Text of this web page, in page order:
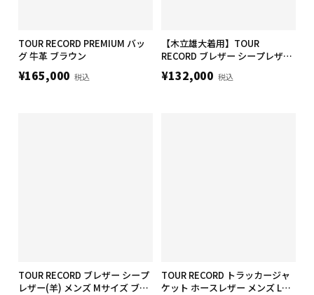
TOUR RECORD PREMIUM バッ
グ 牛革 ブラウン
¥165,000 税込
【木立雄大着用】TOUR
RECORD ブレザー シープレザー
(羊) メンズ Mサイズ ブラック
¥132,000 税込
TOUR RECORD ブレザー シープ
レザー(羊) メンズ Mサイズ ブラ
TOUR RECORD トラッカージャ
ケット ホースレザー メンズ Lサ